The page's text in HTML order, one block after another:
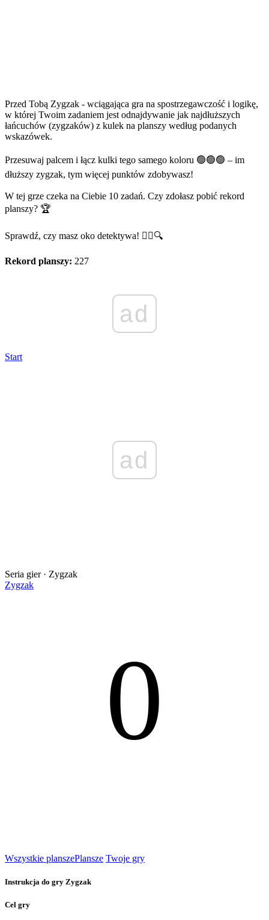
Przed Tobą Zygzak - wciągająca gra na spostrzegawczość i logikę,
w której Twoim zadaniem jest odnajdywanie jak najdłuższych
łańcuchów (zygzaków) z kulek na planszy według podanych
wskazówek.
Przesuwaj palcem i łącz kulki tego samego koloru 🟢🟢🟢 – im
dłuższy zygzak, tym więcej punktów zdobywasz!
W tej grze czeka na Ciebie 10 zadań. Czy zdołasz pobić rekord
planszy? 🏆
Sprawdź, czy masz oko detektywa! 🕵️‍♂️🔍
Rekord planszy: 227
ad
Start
ad
Seria gier · Zygzak
Zygzak
0
Wszystkie planszePlansze Twoje gry
Instrukcja do gry Zygzak
Cel gry